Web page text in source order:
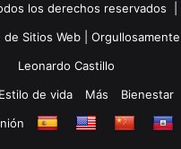
los derechos reservados |
de Sitios Web |
Leonardo Castillo
Estilo de vida Más Bienestar